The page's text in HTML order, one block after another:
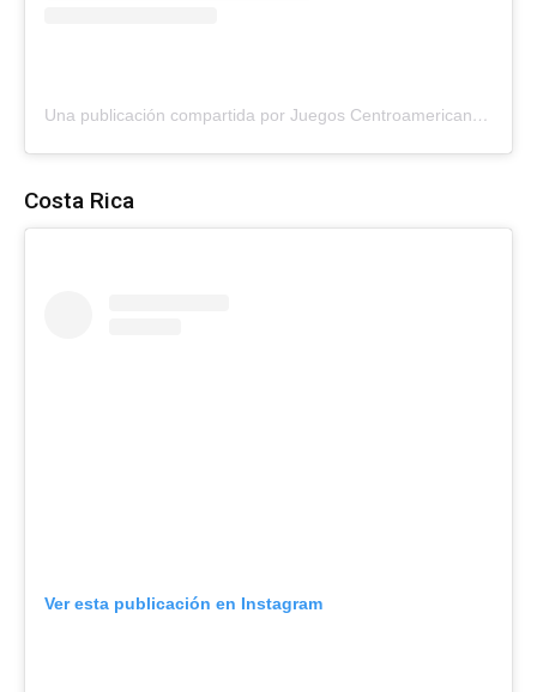
Una publicación compartida por Juegos Centroamericanos, Guatemala 2025 (@jcaguatemala2025)
Costa Rica
Ver esta publicación en Instagram